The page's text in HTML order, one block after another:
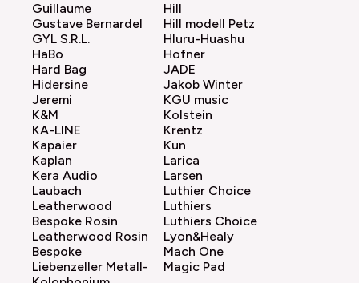
Guillaume
Gustave Bernardel
GYL S.R.L.
HaBo
Hard Bag
Hidersine
Hill
Hill modell Petz
Hluru-Huashu
Hofner
JADE
Jakob Winter
Jeremi
K&M
KA-LINE
Kapaier
Kaplan
Kera Audio
KGU music
Kolstein
Krentz
Kun
Larica
Larsen
Laubach
Leatherwood
Bespoke Rosin
Leatherwood Rosin
Bespoke
Liebenzeller Metall-
Luthier Choice
Luthiers
Luthiers Choice
Lyon&Healy
Mach One
Magic Pad